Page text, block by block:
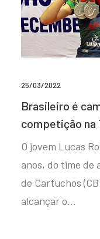
25/03/2022
Brasileiro é
competição na
O jovem Lucas
anos, do time de
de Cartuchos
alcançar o…